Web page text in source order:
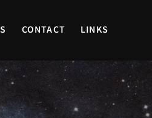
CONTACT LINKS